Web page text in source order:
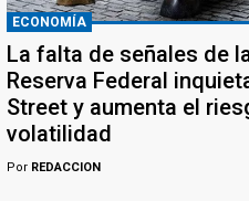
ECONOMÍA
La falta de señales de
Reserva Federal
Street y aumenta el
volatilidad
Por REDACCION